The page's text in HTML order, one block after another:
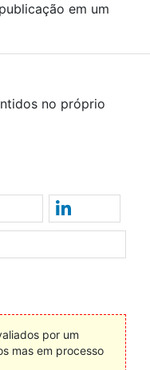
em um
no próprio
por um
mas em processo